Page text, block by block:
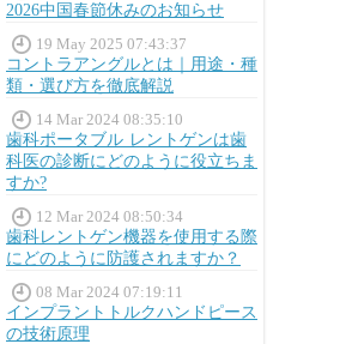
2026中国春節休みのお知らせ
19 May 2025 07:43:37
コントラアングルとは｜用途・種
類・選び方を徹底解説
14 Mar 2024 08:35:10
歯科ポータブル レントゲンは歯
科医の診断にどのように役立ちま
すか?
12 Mar 2024 08:50:34
歯科レントゲン機器を使用する際
にどのように防護されますか？
08 Mar 2024 07:19:11
インプラントトルクハンドピース
の技術原理